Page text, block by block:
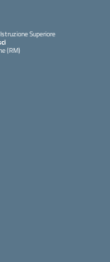
Superiore
(RM)